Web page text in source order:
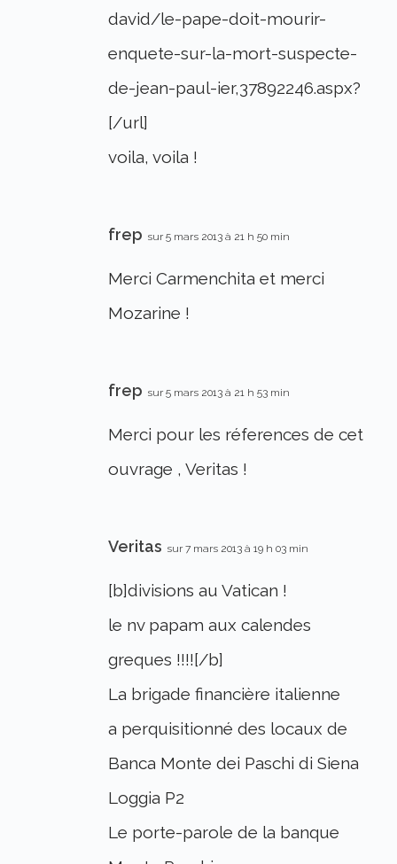
david/le-pape-doit-mourir-
enquete-sur-la-mort-suspecte-
de-jean-paul-ier,37892246.aspx?
[/url]
voila, voila !
frep sur 5 mars 2013 à 21 h 50 min
Merci Carmenchita et merci
Mozarine !
frep sur 5 mars 2013 à 21 h 53 min
Merci pour les réferences de cet
ouvrage , Veritas !
Veritas sur 7 mars 2013 à 19 h 03 min
[b]divisions au Vatican !
le nv papam aux calendes
greques !!!![/b]
La brigade financière italienne
a perquisitionné des locaux de
Banca Monte dei Paschi di Siena
Loggia P2
Le porte-parole de la banque